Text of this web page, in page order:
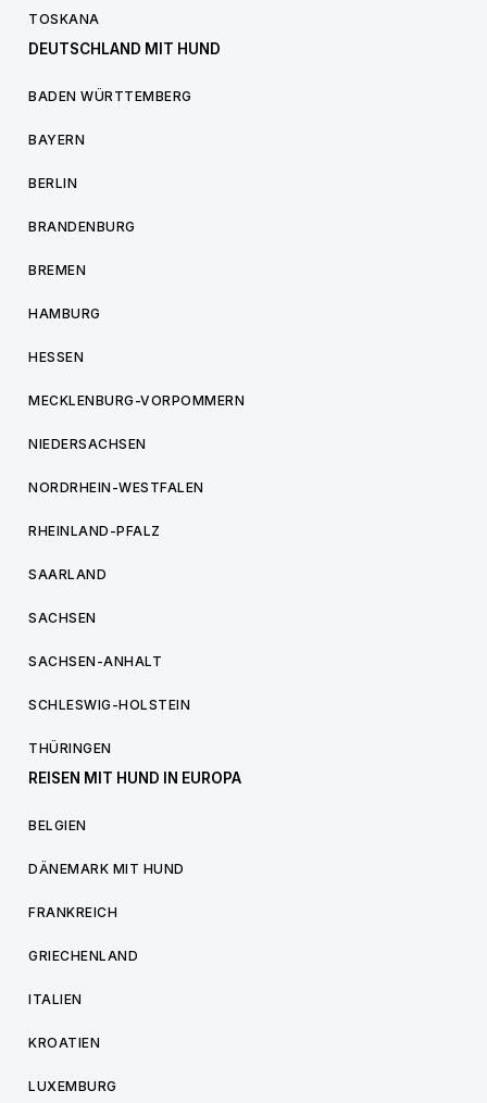
TOSKANA
DEUTSCHLAND MIT HUND
BADEN WÜRTTEMBERG
BAYERN
BERLIN
BRANDENBURG
BREMEN
HAMBURG
HESSEN
MECKLENBURG-VORPOMMERN
NIEDERSACHSEN
NORDRHEIN-WESTFALEN
RHEINLAND-PFALZ
SAARLAND
SACHSEN
SACHSEN-ANHALT
SCHLESWIG-HOLSTEIN
THÜRINGEN
REISEN MIT HUND IN EUROPA
BELGIEN
DÄNEMARK MIT HUND
FRANKREICH
GRIECHENLAND
ITALIEN
KROATIEN
LUXEMBURG